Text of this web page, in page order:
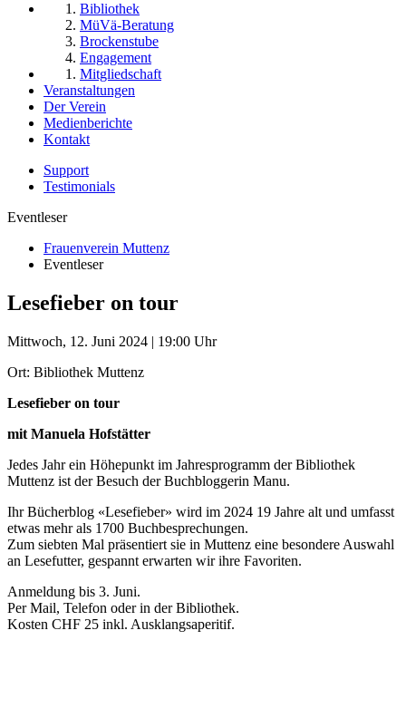
Bibliothek
MüVä-Beratung
Brockenstube
Engagement
Mitgliedschaft
Veranstaltungen
Der Verein
Medienberichte
Kontakt
Support
Testimonials
Eventleser
Frauenverein Muttenz
Eventleser
Lesefieber on tour
Mittwoch, 12. Juni 2024 | 19:00 Uhr
Ort: Bibliothek Muttenz
Lesefieber on tour
mit Manuela Hofstätter
Jedes Jahr ein Höhepunkt im Jahresprogramm der Bibliothek
Muttenz ist der Besuch der Buchbloggerin Manu.
Ihr Bücherblog «Lesefieber» wird im 2024 19 Jahre alt und umfasst
etwas mehr als 1700 Buchbesprechungen.
Zum siebten Mal präsentiert sie in Muttenz eine besondere Auswahl
an Lesefutter, gespannt erwarten wir ihre Favoriten.
Anmeldung bis 3. Juni.
Per Mail, Telefon oder in der Bibliothek.
Kosten CHF 25 inkl. Ausklangsaperitif.